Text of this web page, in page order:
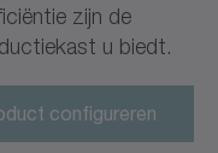
zijn de
u biedt.
configureren